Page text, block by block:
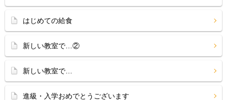
はじめての給食
新しい教室で…②
新しい教室で…
進級・入学おめでとうございます